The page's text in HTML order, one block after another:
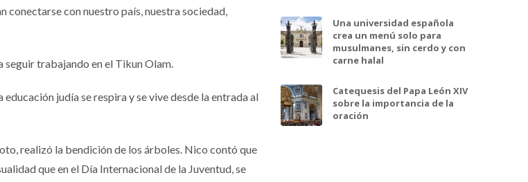
con nuestro país, nuestra sociedad,
seguir trabajando en el Tikun Olam.
judía se respira y se vive desde la entrada al
realizó la bendición de los árboles. Nico contó que
que en el Día Internacional de la Juventud, se
Una universidad española
crea un menú solo para
musulmanes, sin cerdo y con
carne halal
Catequesis del Papa León XIV
sobre la importancia de la
oración